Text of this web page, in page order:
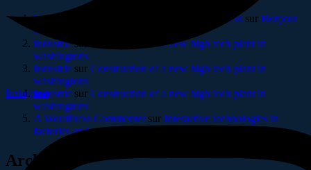
Instagram
Un commentateur ou commentatrice WordPress sur Bonjour
tout le monde !
Industriesur
Construction of a new high tech plant in
washingtons
Industrie sur Construction of a new high tech plant in
washingtons
Industrie sur Construction of a new high tech plant in
washingtons
A WordPress Commentersur Interactive technologies in
factories and plants
Archives